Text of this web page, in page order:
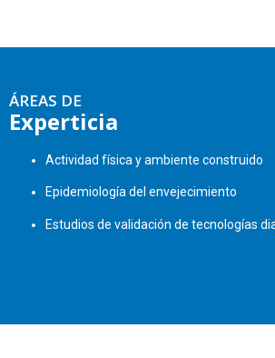
ÁREAS DE
Experticia
Actividad física y ambiente construido
Epidemiología del envejecimiento
Estudios de validación de tecnologías